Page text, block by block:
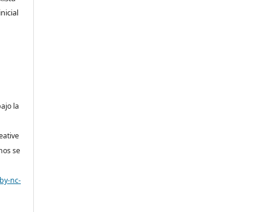
la
se
nc-